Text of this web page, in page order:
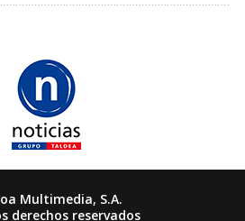
Multimedia, S.A.
derechos reservados